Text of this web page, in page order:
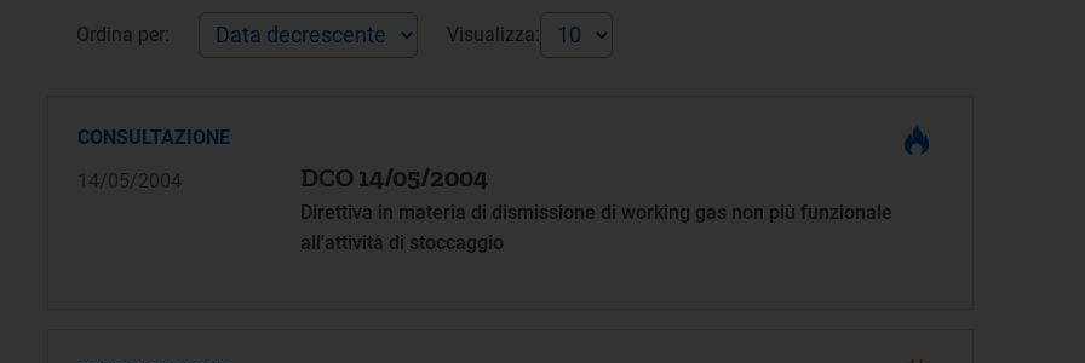
Ordina per: Visualizza:
CONSULTAZIONE
14/05/2004
DCO 14/05/2004
Direttiva in materia di dismissione di working gas non più funzionale
all'attività di stoccaggio